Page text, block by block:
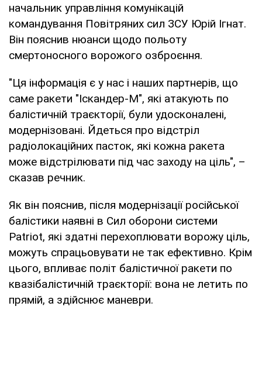
начальник управління комунікацій
командування Повітряних сил ЗСУ Юрій Ігнат.
Він пояснив нюанси щодо польоту
смертоносного ворожого озброєння.
"Ця інформація є у нас і наших партнерів, що
саме ракети "Іскандер-М", які атакують по
балістичній траєкторії, були удосконалені,
модернізовані. Йдеться про відстріл
радіолокаційних пасток, які кожна ракета
може відстрілювати під час заходу на ціль", –
сказав речник.
Як він пояснив, після модернізації російської
балістики наявні в Сил оборони системи
Patriot, які здатні перехоплювати ворожу ціль,
можуть спрацьовувати не так ефективно. Крім
цього, впливає політ балістичної ракети по
квазібалістичній траєкторії: вона не летить по
прямій, а здійснює маневри.